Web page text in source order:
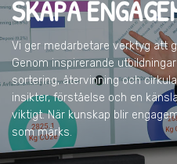
SKAPA
Vi ger medarbetare verktyg att
Genom inspirerande
sortering, återvinning och
insikter, förståelse och en
viktigt. När kunskap blir
som märks.